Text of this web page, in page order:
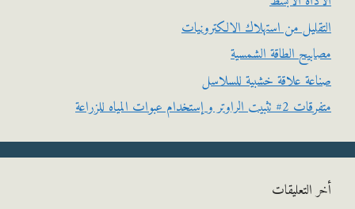
من استهلاك الالكترونيات
الطاقة الشمسية
علاقة خشبية للسلاسل
عبوات المياه للزراعة